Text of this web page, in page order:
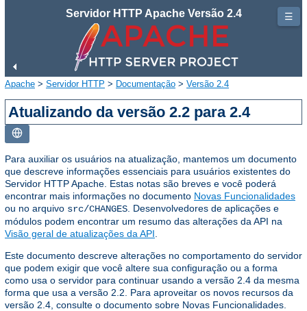
Servidor HTTP Apache Versão 2.4
Apache > Servidor HTTP > Documentação > Versão 2.4
Atualizando da versão 2.2 para 2.4
Para auxiliar os usuários na atualização, mantemos um documento
que descreve informações essenciais para usuários existentes do
Servidor HTTP Apache. Estas notas são breves e você poderá
encontrar mais informações no documento Novas Funcionalidades
ou no arquivo src/CHANGES . Desenvolvedores de aplicações e
módulos podem encontrar um resumo das alterações da API na
Visão geral de atualizações da API
Este documento descreve alterações no comportamento do servidor
que podem exigir que você altere sua configuração ou a forma
como usa o servidor para continuar usando a versão 2.4 da mesma
forma que usa a versão 2.2. Para aproveitar os novos recursos da
versão 2.4, consulte o documento sobre Novas Funcionalidades.
☰